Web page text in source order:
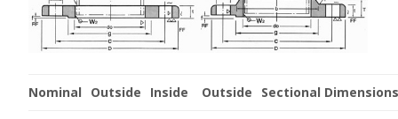
Nominal Outside Inside Outside Sectional